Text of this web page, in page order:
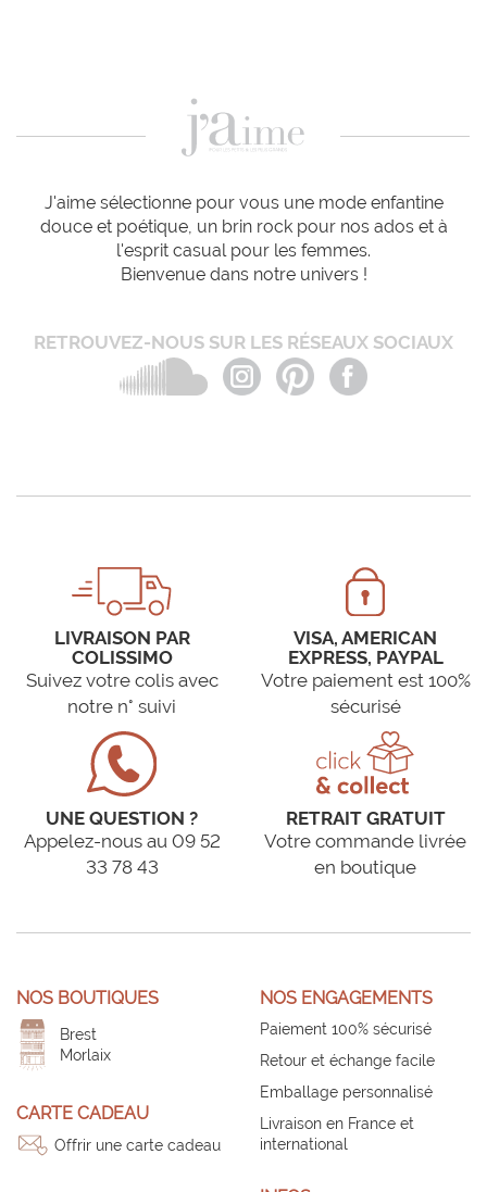
J'aime sélectionne pour vous une mode enfantine
douce et poétique, un brin rock pour nos ados et à
l'esprit casual pour les femmes.
Bienvenue dans notre univers !
RETROUVEZ-NOUS SUR LES RÉSEAUX SOCIAUX
LIVRAISON PAR
COLISSIMO
Suivez votre colis avec
notre n° suivi
VISA, AMERICAN
EXPRESS, PAYPAL
Votre paiement est 100%
sécurisé
UNE QUESTION ?
Appelez-nous au 09 52
33 78 43
RETRAIT GRATUIT
Votre commande livrée
en boutique
NOS BOUTIQUES
Brest
Morlaix
CARTE CADEAU
Offrir une carte cadeau
NOS ENGAGEMENTS
Paiement 100% sécurisé
Retour et échange facile
Emballage personnalisé
Livraison en France et
international